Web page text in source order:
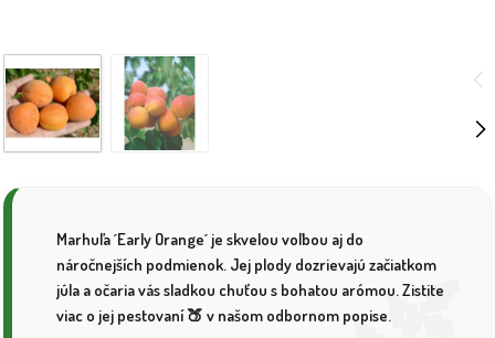
Marhuľa ´Early Orange´ je skvelou voľbou aj do
náročnejších podmienok. Jej plody dozrievajú začiatkom
júla a očaria vás sladkou chuťou s bohatou arómou. Zistite
viac o jej pestovaní 🍑 v našom odbornom popise.